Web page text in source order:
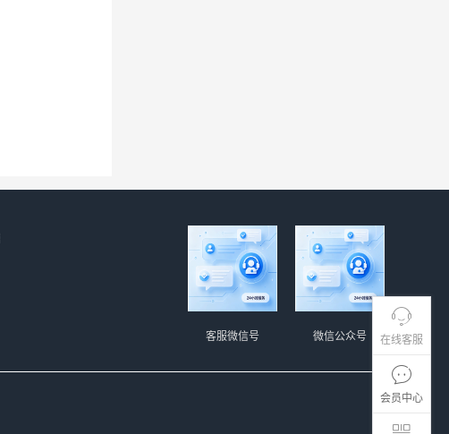
在线客服
会员中心
微信公众号
客服微信号